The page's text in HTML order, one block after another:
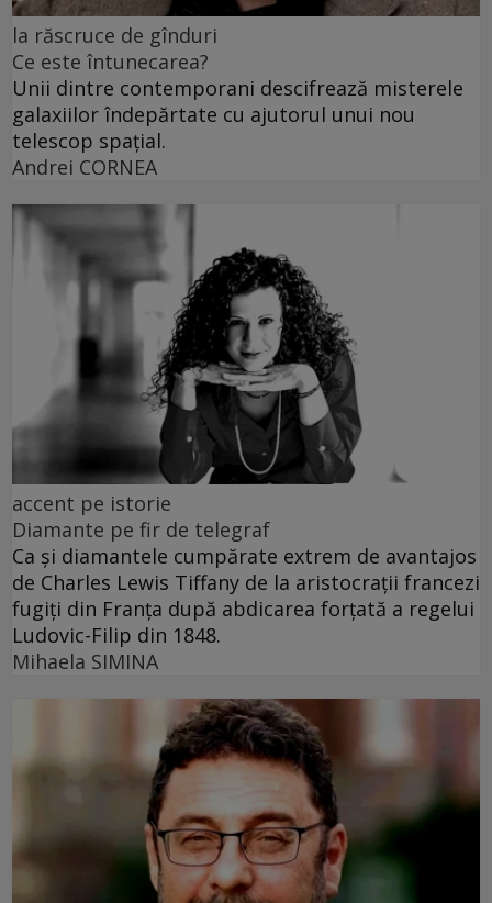
la răscruce de gînduri
Ce este întunecarea?
Unii dintre contemporani descifrează misterele
galaxiilor îndepărtate cu ajutorul unui nou
telescop spațial.
Andrei CORNEA
accent pe istorie
Diamante pe fir de telegraf
Ca și diamantele cumpărate extrem de avantajos
de Charles Lewis Tiffany de la aristocrații francezi
fugiți din Franța după abdicarea forțată a regelui
Ludovic-Filip din 1848.
Mihaela SIMINA